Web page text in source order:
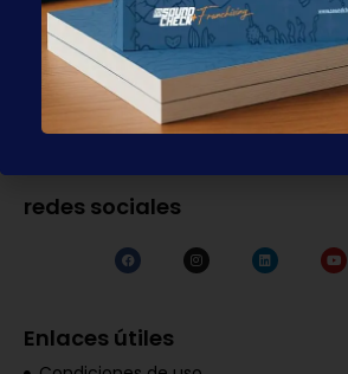
Servicio
Contacto
contact@globalfranchise.com.br
redes sociales
Enlaces útiles